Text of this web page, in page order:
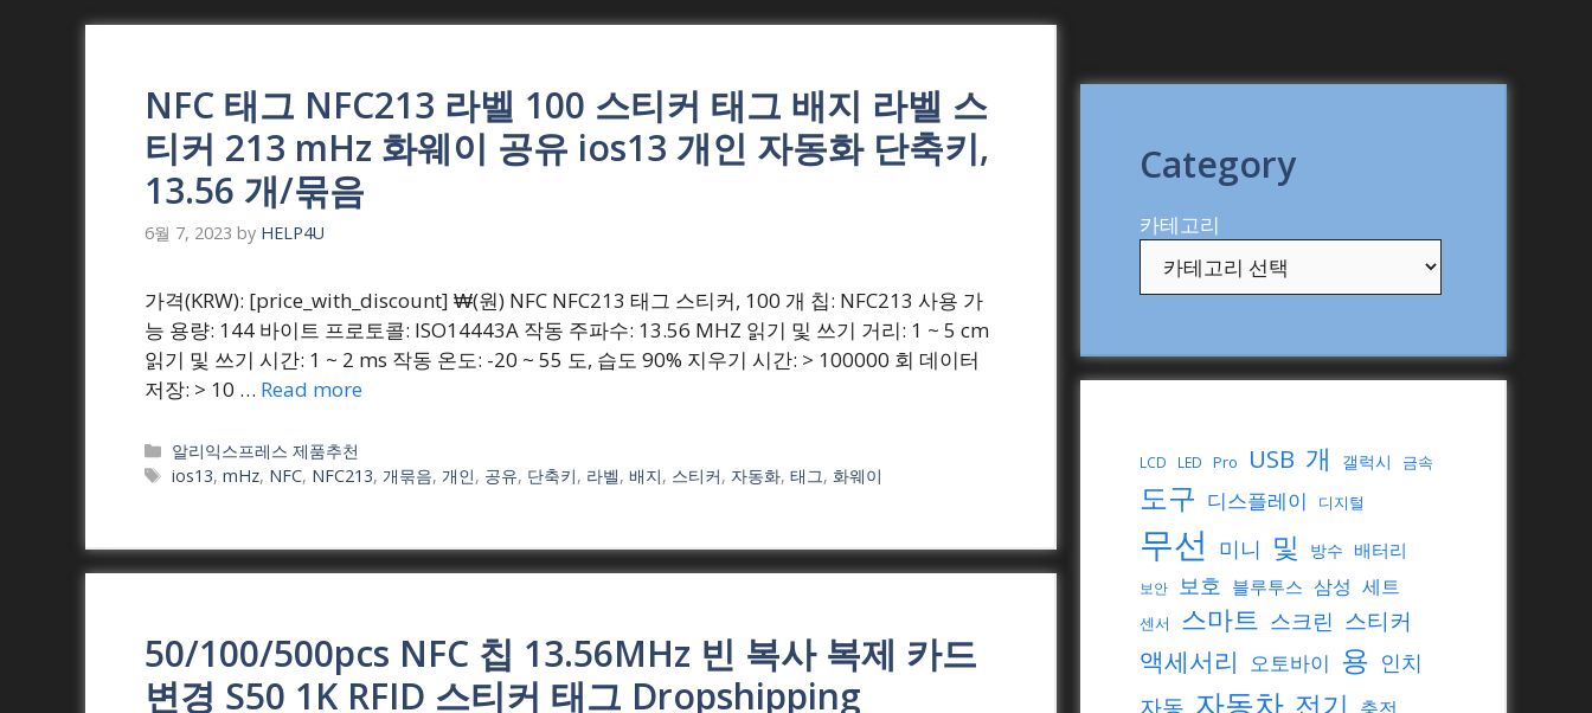
NFC 태그 NFC213 라벨 100 스티커 태그 배지 라벨 스
티커 213 mHz 화웨이 공유 ios13 개인 자동화 단축키,
13.56 개/묶음
6월 7, 2023 by HELP4U
가격(KRW): [price_with_discount] ₩(원) NFC NFC213 태그 스티커, 100 개 칩: NFC213 사용 가
능 용량: 144 바이트 프로토콜: ISO14443A 작동 주파수: 13.56 MHZ 읽기 및 쓰기 거리: 1 ~ 5 cm
읽기 및 쓰기 시간: 1 ~ 2 ms 작동 온도: -20 ~ 55 도, 습도 90% 지우기 시간: > 100000 회 데이터
저장: > 10 … Read more
Categories
알리익스프레스 제품추천
Tags
ios13,mHz, NFC, NFC213,개묶음,개인, 공유, 단축키, 라벨,배지, 스티커, 자동화,태그,화웨이
50/100/500pcs NFC 칩 13.56MHz 빈 복사 복제 카드
변경 S50 1K RFID 스티커 태그 Dropshipping
Category
카테고리
LCD LED Pro USB 개 갤럭시 금속
도구 디스플레이 디지털
무선 미니 및 방수 배터리
보안 보호 블루투스 삼성 세트
센서 스마트 스크린 스티커
액세서리 오토바이 용 인치
자동 자동차 전기